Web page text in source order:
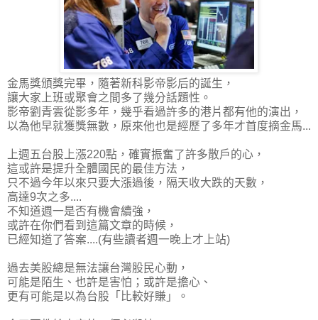
金馬獎頒獎完畢，隨著新科影帝影后的誕生，
讓大家上班或聚會之間多了幾分話題性。
影帝劉青雲從影多年，幾乎看過許多的港片都有他的演出，
以為他早就獲獎無數，原來他也是經歷了多年才首度摘金馬...
上週五台股上漲220點，確實振奮了許多散戶的心，
這或許是提升全體國民的最佳方法，
只不過今年以來只要大漲過後，隔天收大跌的天數，
高達9次之多....
不知道週一是否有機會續強，
或許在你們看到這篇文章的時候，
已經知道了答案....(有些讀者週一晚上才上站)
過去美股總是無法讓台灣股民心動，
可能是陌生、也許是害怕；或許是擔心、
更有可能是以為台股「比較好賺」。